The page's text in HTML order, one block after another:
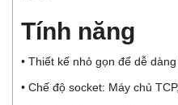
Tính năng
• Thiết kế nhỏ gọn để dễ
• Chế độ socket: Máy chủ